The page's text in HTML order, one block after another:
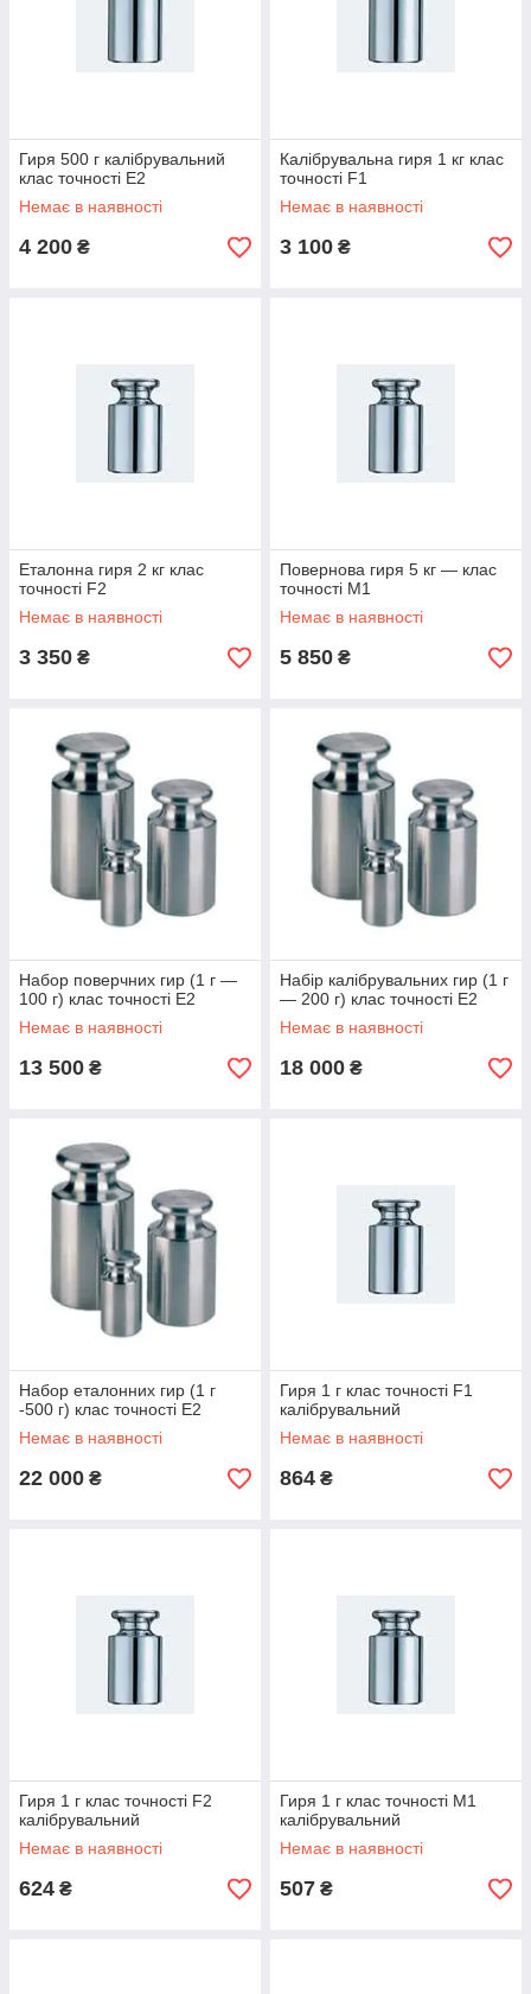
Гиря 500 г калібрувальний
клас точності E2
Немає в наявності
4 200 ₴
Калібрувальна гиря 1 кг клас
точності F1
Немає в наявності
3 100 ₴
Еталонна гиря 2 кг клас
точності F2
Немає в наявності
3 350 ₴
Повернова гиря 5 кг — клас
точності М1
Немає в наявності
5 850 ₴
Набoр поверчних гир (1 г —
100 г) клас точності E2
Немає в наявності
13 500 ₴
Набір калібрувальних гир (1 г
— 200 г) клас точності E2
Немає в наявності
18 000 ₴
Набoр еталонних гир (1 г
-500 г) клас точності E2
Немає в наявності
22 000 ₴
Гиря 1 г клас точності F1
калібрувальний
Немає в наявності
864 ₴
Гиря 1 г клас точності F2
калібрувальний
Немає в наявності
624 ₴
Гиря 1 г клас точності М1
калібрувальний
Немає в наявності
507 ₴